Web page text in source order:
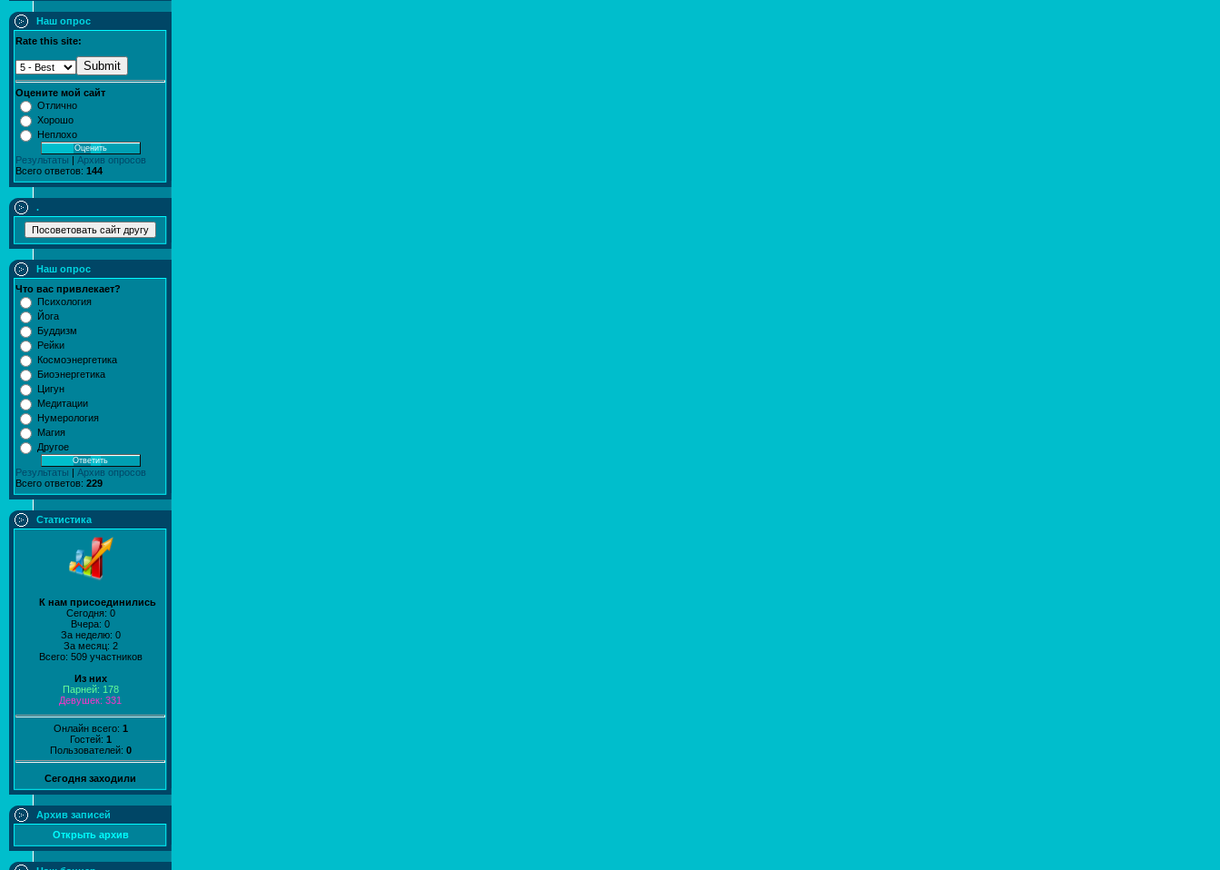
Наш опрос
Rate this site:
Submit
Оцените мой сайт
Отлично
Хорошо
Неплохо
Результаты
Архив опросов
Всего ответов: 144
.
Наш опрос
Что вас привлекает?
Психология
Йога
Буддизм
Рейки
Космоэнергетика
Биоэнергетика
Цигун
Медитации
Нумерология
Магия
Другое
Результаты | Архив опросов
Всего ответов: 229
Статистика
К нам присоединились
Сегодня: 0
Вчера: 0
За неделю: 0
За месяц: 2
Всего: 509 участников
Из них
Парней: 178
Девушек: 331
Онлайн всего: 1
Гостей: 1
Пользователей: 0
Сегодня заходили
Архив записей
Открыть архив